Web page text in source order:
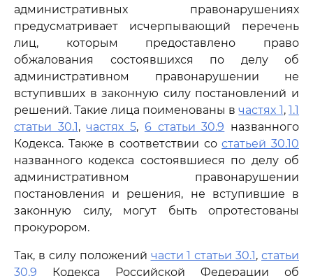
административных правонарушениях
предусматривает исчерпывающий перечень
лиц, которым предоставлено право
обжалования состоявшихся по делу об
административном правонарушении не
вступивших в законную силу постановлений и
решений. Такие лица поименованы вчастях 1,1.1
статьи 30.1,частях 5, 6 статьи 30.9 названного
Кодекса. Также в соответствии состатьей 30.10
названного кодекса состоявшиеся по делу об
административном правонарушении
постановления и решения, не вступившие в
законную силу, могут быть опротестованы
прокурором.
Так, в силу положений части 1 статьи 30.1, статьи
30.9 Кодекса Российской Федерации об